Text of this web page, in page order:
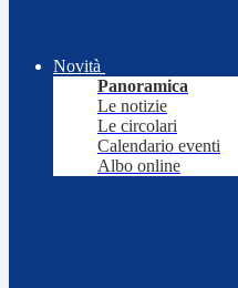
Novità
Panoramica
Le notizie
Le circolari
Calendario eventi
Albo online